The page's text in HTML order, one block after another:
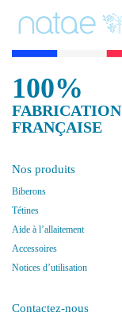
100%
FABRICATION
FRANÇAISE
Nos produits
Biberons
Tétines
Aide à l’allaitement
Accessoires
Notices d’utilisation
Contactez-nous